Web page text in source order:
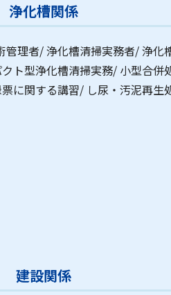
浄化槽関係
管理者/ 浄化槽清掃実務者/ 浄化
ト型浄化槽清掃実務/ 小型合併
に関する講習/ し尿・汚泥再生
建設関係